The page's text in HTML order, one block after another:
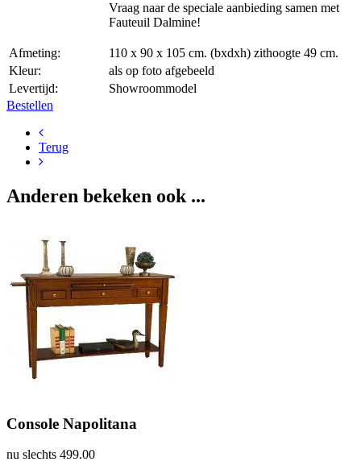
Vraag naar de speciale aanbieding samen met
Fauteuil Dalmine!
Afmeting:
110 x 90 x 105 cm. (bxdxh) zithoogte 49 cm.
Kleur:
als op foto afgebeeld
Levertijd:
Showroommodel
Bestellen
Terug
Anderen bekeken ook ...
Console Napolitana
nu slechts 499.00